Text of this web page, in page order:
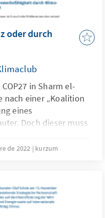
oder durch
in Sharm el-
nach einer „Koalition
eines
Doch dieser muss
können. Damit kann
werden.
de 2022 kurzum